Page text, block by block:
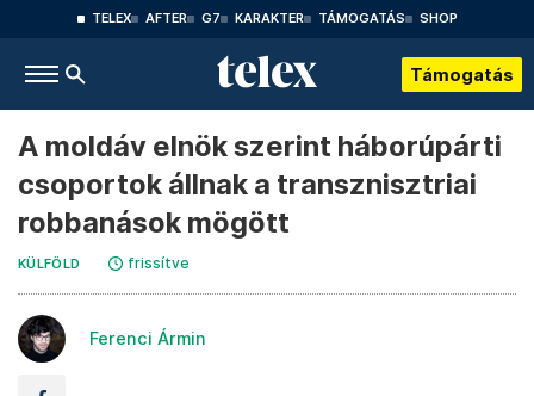
TELEX AFTER G7 KARAKTER TÁMOGATÁS SHOP
Támogatás
A moldáv elnök szerint háborúpárti
csoportok állnak a transznisztriai
robbanások mögött
KÜLFÖLD frissítve
Ferenci Ármin